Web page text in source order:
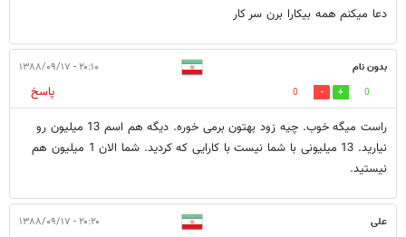
دعا میکنم همه بیکارا برن سر کار
بدون نام ۲۰:۱۰ - ۱۳۸۸/۰۹/۱۷
0
0
پاسخ
راست میگه خوب. چیه زود بهتون برمی خوره. دیگه هم اسم 13 میلیون رو
نیارید. 13 میلیونی با شما نیست با کارایی که کردید. شما الان 1 میلیون هم
نیستید.
علی ۲۰:۲۰ - ۱۳۸۸/۰۹/۱۷